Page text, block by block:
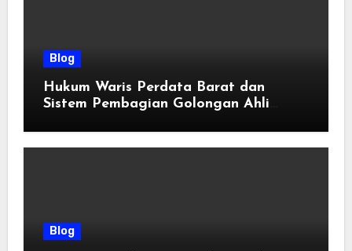
Blog
Hukum Waris Perdata Barat dan
Sistem Pembagian Golongan Ahli
Blog